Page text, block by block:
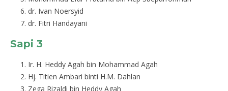
dr. Ivan Noersyid
dr. Fitri Handayani
Sapi 3
Ir. H. Heddy Agah bin Mohammad Agah
Hj. Titien Ambari binti H.M. Dahlan
Zega Rizaldi bin Heddy Agah